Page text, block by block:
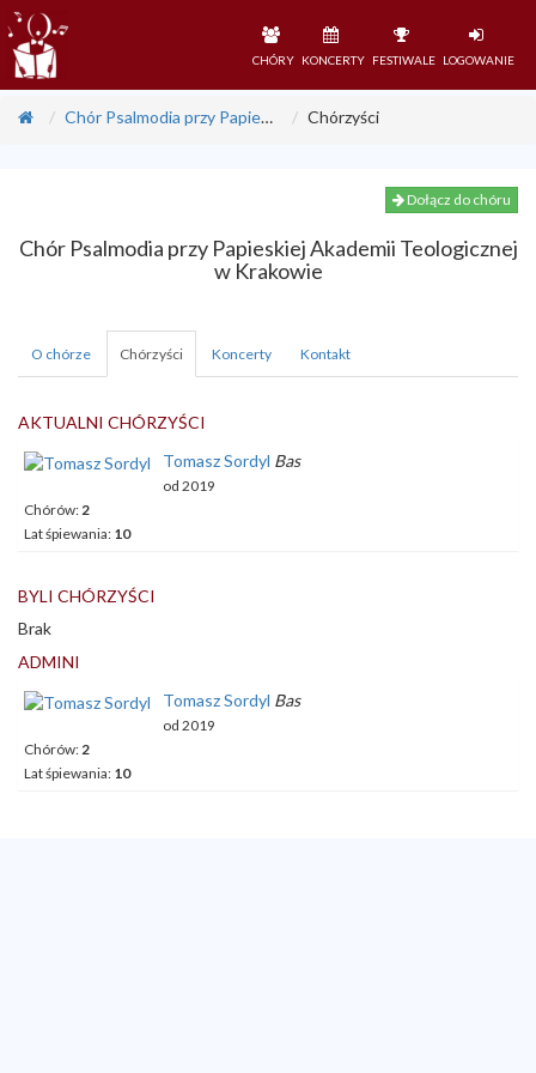
CHÓRY KONCERTY FESTIWALE LOGOWANIE
Chór Psalmodia przy Papieskiej Akademii Teologicznej w Krakowie Chórzyści
Dołącz do chóru
Chór Psalmodia przy Papieskiej Akademii Teologicznej
w Krakowie
O chórze Chórzyści Koncerty Kontakt
AKTUALNI CHÓRZYŚCI
TomaszSordyl Bas
od 2019
Chórów:2
Lat śpiewania: 10
BYLI CHÓRZYŚCI
Brak
ADMINI
TomaszSordyl Bas
od 2019
Chórów:2
Lat śpiewania: 10